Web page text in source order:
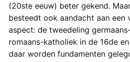
(20ste eeuw) beter gekend.
besteedt ook aandacht aan een
aspect: de tweedeling
romaans-katholiek in de 16de
daar worden fundamenten